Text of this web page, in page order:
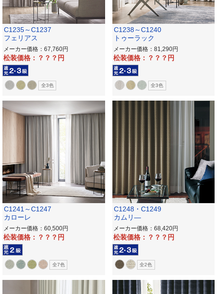
C1235～C1237
フェリアス
メーカー価格：67,760
松装価格：？？？
全3色
C1238～C1240
トゥーラック
メーカー価格：81,290
松装価格：？？？
全3色
C1241～C1247
カローレ
メーカー価格：60,500
松装価格：？？？
全7色
C1248・C1249
カムリ―
メーカー価格：68,420
松装価格：？？？
全2色